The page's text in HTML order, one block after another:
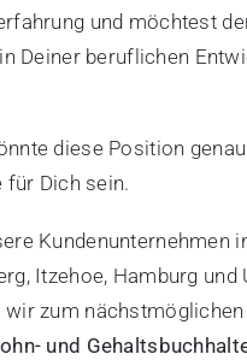
und möchtest
Deiner beruflichen
diese Position
für Dich sein.
Kundenunternehmen
Itzehoe, Hamburg und
wir zum
und